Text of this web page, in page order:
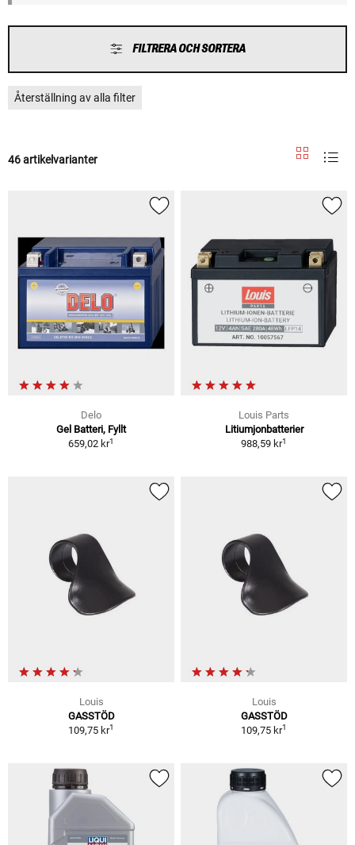
FILTRERA OCH SORTERA
Återställning av alla filter
46 artikelvarianter
Delo
Gel Batteri, Fyllt
659,02 kr1
Louis Parts
Litiumjonbatterier
988,59 kr1
Louis
GASSTÖD
109,75 kr1
Louis
GASSTÖD
109,75 kr1